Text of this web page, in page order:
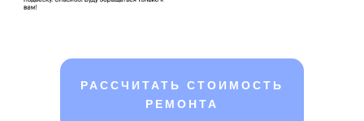
РАССЧИТАТЬ СТОИМОСТЬ
РЕМОНТА